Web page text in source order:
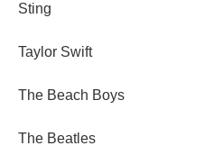
Sting
Taylor Swift
The Beach Boys
The Beatles